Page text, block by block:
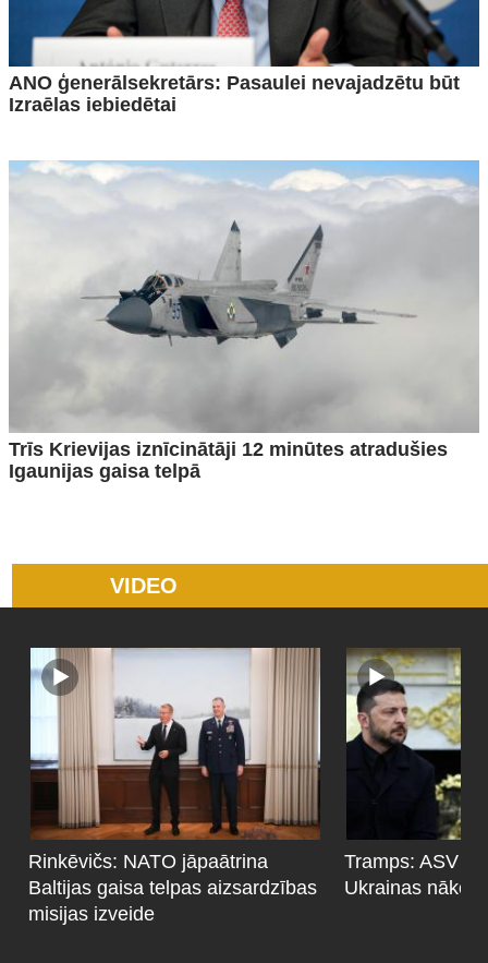
ANO ģenerālsekretārs: Pasaulei nevajadzētu būt
Izraēlas iebiedētai
Trīs Krievijas iznīcinātāji 12 minūtes atradušies
Igaunijas gaisa telpā
VIDEO
Rinkēvičs: NATO jāpaātrina
Baltijas gaisa telpas aizsardzības
misijas izveide
Tramps: ASV
Ukrainas